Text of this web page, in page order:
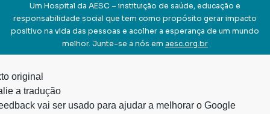
Um Hospital da AESC – instituição de saúde, educação e
responsabilidade social que tem como propósito gerar impacto
positivo na vida das pessoas e acolher a esperança de um mundo
melhor. Junte-se a nós em aesc.org.br
original
a tradução
vai ser usado para ajudar a melhorar o Google